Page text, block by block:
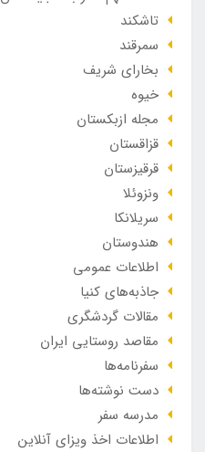
تاشکند
سمرقند
بخارای شریف
خیوه
مجله ازبکستان
قزاقستان
قرقیزستان
ونزوئلا
سریلانکا
هندوستان
اطلاعات عمومی
جاذبه‌های کنیا
مقالات گردشگری
مقاصد روستایی ایران
سفرنامه‌ها
دست نوشته‌ها
مدرسه سفر
اطلاعات اخذ ویزای آنلاین